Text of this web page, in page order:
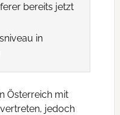
bereits jetzt
in
Österreich mit
jedoch